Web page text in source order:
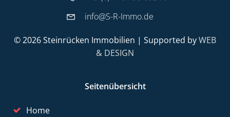
info@S-R-Immo.de
© 2026 Steinrücken Immobilien | Supported byWEB
& DESIGN
Seitenübersicht
Home